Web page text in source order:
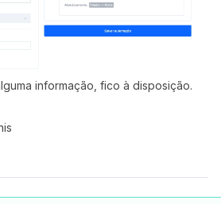
informação, fico à disposição.